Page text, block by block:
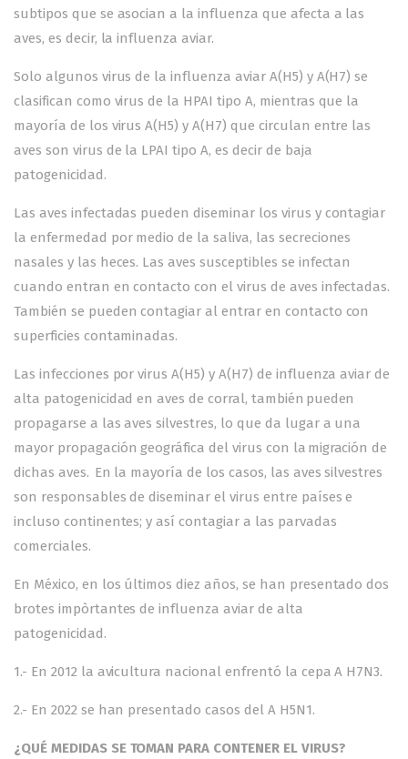
subtipos que se asocian a la influenza que afecta a las
aves, es decir, la influenza aviar.
Solo algunos virus de la influenza aviar A(H5) y A(H7) se
clasifican como virus de la HPAI tipo A, mientras que la
mayoría de los virus A(H5) y A(H7) que circulan entre las
aves son virus de la LPAI tipo A, es decir de baja
patogenicidad.
Las aves infectadas pueden diseminar los virus y contagiar
la enfermedad por medio de la saliva, las secreciones
nasales y las heces. Las aves susceptibles se infectan
cuando entran en contacto con el virus de aves infectadas.
También se pueden contagiar al entrar en contacto con
superficies contaminadas.
Las infecciones por virus A(H5) y A(H7) de influenza aviar de
alta patogenicidad en aves de corral, también pueden
propagarse a las aves silvestres, lo que da lugar a una
mayor propagación geográfica del virus con la migración de
dichas aves. En la mayoría de los casos, las aves silvestres
son responsables de diseminar el virus entre países e
incluso continentes; y así contagiar a las parvadas
comerciales.
En México, en los últimos diez años, se han presentado dos
brotes impòrtantes de influenza aviar de alta
patogenicidad.
1.- En 2012 la avicultura nacional enfrentó la cepa A H7N3.
2.- En 2022 se han presentado casos del A H5N1.
¿QUÉ MEDIDAS SE TOMAN PARA CONTENER EL VIRUS?